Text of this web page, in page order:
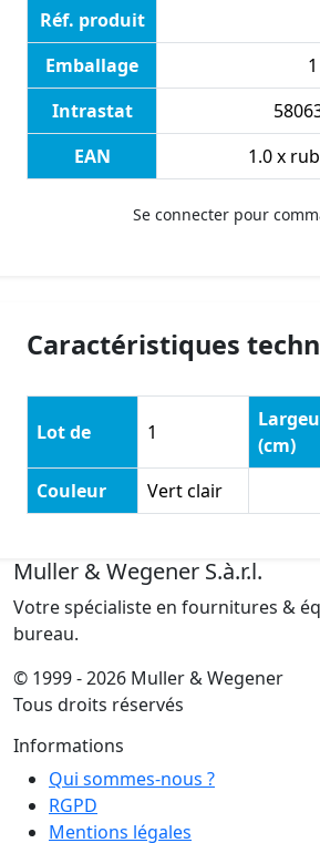
Réf. produit
Emballage
1
Intrastat
EAN
1.0 x
Se connecter pour
Caractéristiques
Lot de 1
(cm)
Couleur Vert clair
Muller & Wegener S.à.r.l.
Votre spécialiste en fournitures &
bureau.
© 1999 - 2026 Muller & Wegener
Tous droits réservés
Informations
Qui sommes-nous ?
RGPD
Mentions légales